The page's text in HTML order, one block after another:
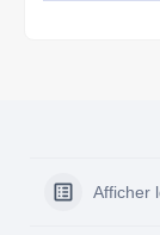
Afficher